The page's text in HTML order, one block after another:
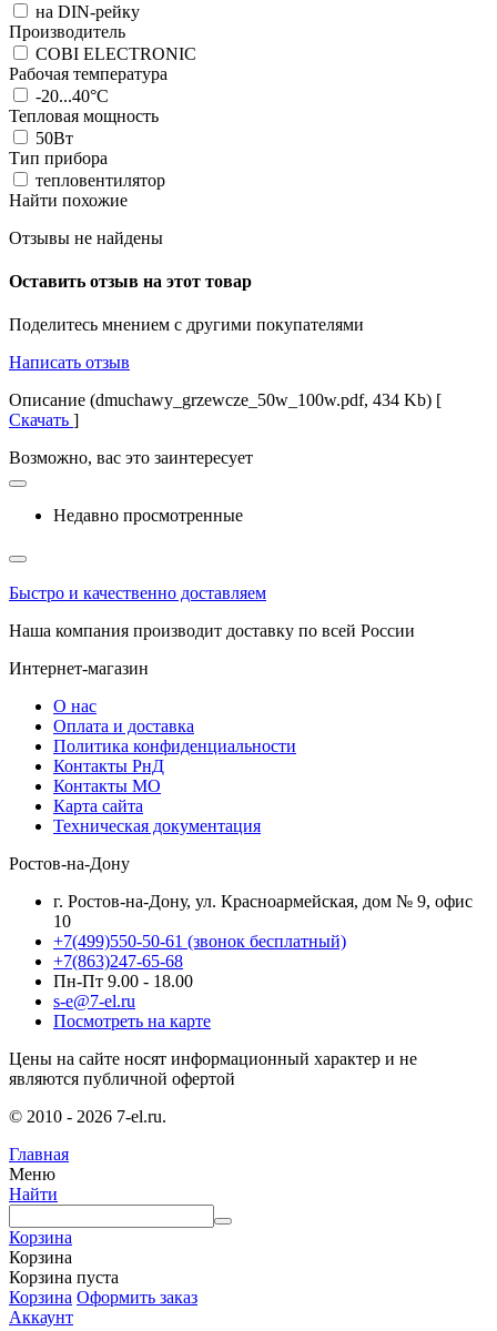
на DIN-рейку
Производитель
COBI ELECTRONIC
Рабочая температура
-20...40°C
Тепловая мощность
50Вт
Тип прибора
тепловентилятор
Найти похожие
Отзывы не найдены
Оставить отзыв на этот товар
Поделитесь мнением с другими покупателями
Написать отзыв
Описание (dmuchawy_grzewcze_50w_100w.pdf, 434 Kb) [
Скачать ]
Возможно, вас это заинтересует
Недавно просмотренные
Быстро и качественно доставляем
Наша компания производит доставку по всей России
Интернет-магазин
О нас
Оплата и доставка
Политика конфиденциальности
Контакты РнД
Контакты МО
Карта сайта
Техническая документация
Ростов-на-Дону
г. Ростов-на-Дону, ул. Красноармейская, дом № 9, офис
10
+7(499)550-50-61 (звонок бесплатный)
+7(863)247-65-68
Пн-Пт 9.00 - 18.00
s-e@7-el.ru
Посмотреть на карте
Цены на сайте носят информационный характер и не
являются публичной офертой
© 2010 - 2026 7-el.ru.
Главная
Меню
Найти
Корзина
Корзина
Корзина пуста
Корзина Оформить заказ
Аккаунт